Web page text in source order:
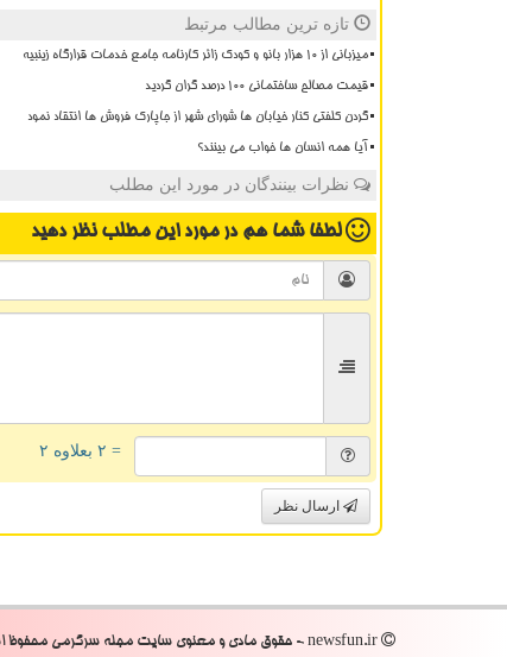
تازه ترین مطالب مرتبط
میزبانی از ۱۰ هزار بانو و کودک زائر کارنامه جامع خدمات قرارگاه زینبیه
قیمت مصالح ساختمانی ۱۰۰ درصد گران گردید
گردن کلفتی کنار خیابان ها شورای شهر از جاپارک فروش ها انتقاد نمود
آیا همه انسان ها خواب می بینند؟
نظرات بینندگان در مورد این مطلب
لطفا شما همدر مورد این مطلب نظر دهید
= ۲ بعلاوه ۲
ارسال نظر